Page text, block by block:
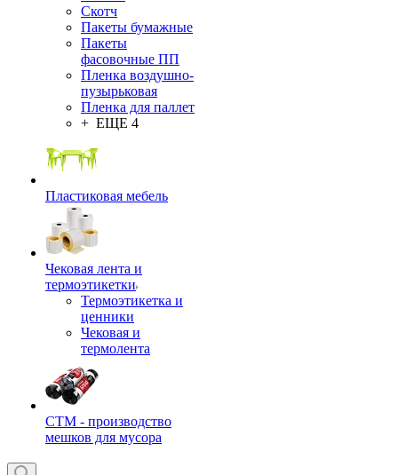
Скотч
Пакеты бумажные
Пакеты
фасовочные ПП
Пленка воздушно-
пузырьковая
Пленка для паллет
+ ЕЩЕ 4
Пластиковая мебель
Чековая лента и
термоэтикетки
Термоэтикетка и
ценники
Чековая и
термолента
СТМ - производство
мешков для мусора